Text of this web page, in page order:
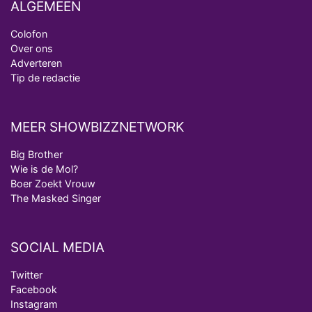
ALGEMEEN
Colofon
Over ons
Adverteren
Tip de redactie
MEER SHOWBIZZNETWORK
Big Brother
Wie is de Mol?
Boer Zoekt Vrouw
The Masked Singer
SOCIAL MEDIA
Twitter
Facebook
Instagram